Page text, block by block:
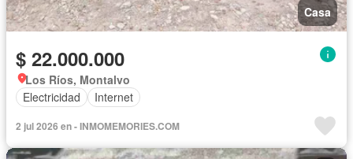
Casa
$ 22.000.000
Los Ríos, Montalvo
Electricidad
Internet
2 jul 2026 en - INMOMEMORIES.COM